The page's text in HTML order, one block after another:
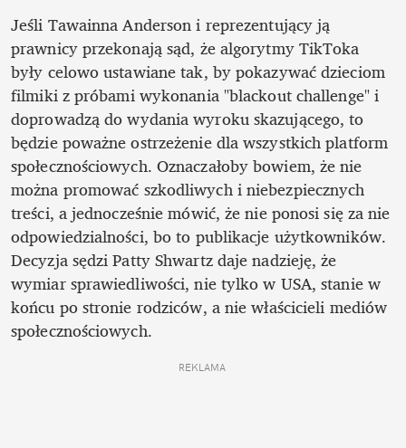
Jeśli Tawainna Anderson i reprezentujący ją
prawnicy przekonają sąd, że algorytmy TikToka
były celowo ustawiane tak, by pokazywać dzieciom
filmiki z próbami wykonania "blackout challenge" i
doprowadzą do wydania wyroku skazującego, to
będzie poważne ostrzeżenie dla wszystkich platform
społecznościowych. Oznaczałoby bowiem, że nie
można promować szkodliwych i niebezpiecznych
treści, a jednocześnie mówić, że nie ponosi się za nie
odpowiedzialności, bo to publikacje użytkowników.
Decyzja sędzi Patty Shwartz daje nadzieję, że
wymiar sprawiedliwości, nie tylko w USA, stanie w
końcu po stronie rodziców, a nie właścicieli mediów
społecznościowych.
REKLAMA